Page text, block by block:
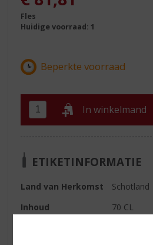
Fles
Huidige voorraad: 1
In winkelmand
ETIKETINFORMATIE
Land van Herkomst
Schotland
Inhoud
70 CL